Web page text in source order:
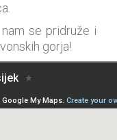
se pridruže i
gorja!